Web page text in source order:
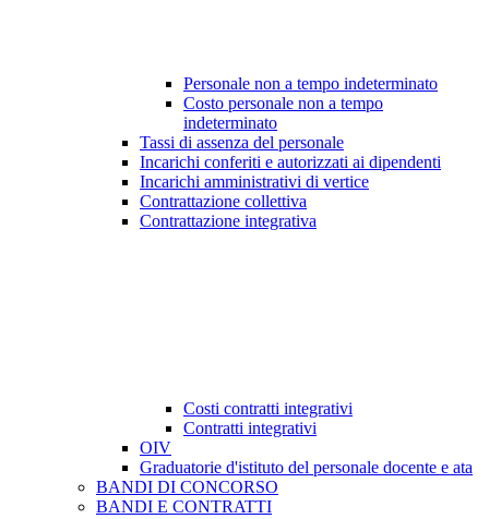
Personale non a tempo indeterminato
Costo personale non a tempo
indeterminato
Tassi di assenza del personale
Incarichi conferiti e autorizzati ai dipendenti
Incarichi amministrativi di vertice
Contrattazione collettiva
Contrattazione integrativa
Costi contratti integrativi
Contratti integrativi
OIV
Graduatorie d'istituto del personale docente e ata
BANDI DI CONCORSO
BANDI E CONTRATTI